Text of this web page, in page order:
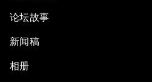
论坛故事
新闻稿
相册